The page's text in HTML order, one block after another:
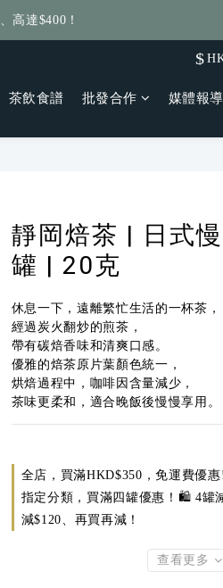
物金！
高達$400！
$
茶飲食譜 批發合作 媒體報導
靜岡焙茶 | 日式
罐 | 20克
休息一下，遠離繁忙生活的一杯茶，
經過炭火翻炒的煎茶，
帶有碳焙香味和清爽口感。
優雅的焙茶原片葉顏色統一，
烘焙過程中，咖啡因含量減少，
茶味更柔和，適合晚飯後慢慢享用。
全店，買滿HKD$350，免運費優惠!
指定分類，買滿四罐優惠！🛍️ 4罐
減$120、再買再減！
查看更多